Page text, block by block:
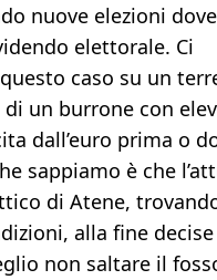
nuove elezioni
elettorale. Ci
caso su un
un burrone con
dall’euro prima o
sappiamo è che
di Atene,
alla fine
non saltare il